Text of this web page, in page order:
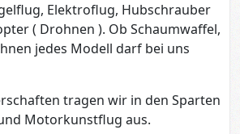
Elektroflug, Hubschrauber
( Drohnen ). Ob Schaumwaffel,
jedes Modell darf bei uns
tragen wir in den Sparten
Motorkunstflug aus.